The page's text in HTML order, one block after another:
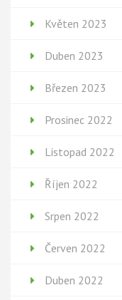
Květen 2023
Duben 2023
Březen 2023
Prosinec 2022
Listopad 2022
Říjen 2022
Srpen 2022
Červen 2022
Duben 2022